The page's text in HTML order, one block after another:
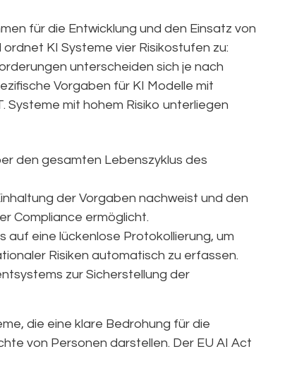
für die Entwicklung und den Einsatz von
KI Systeme vier Risikostufen zu:
unterscheiden sich je nach
Vorgaben für KI Modelle mit
Systeme mit hohem Risiko unterliegen
den gesamten Lebenszyklus des
der Vorgaben nachweist und den
Compliance ermöglicht.
auf eine lückenlose Protokollierung, um
Risiken automatisch zu erfassen.
zur Sicherstellung der
die eine klare Bedrohung für die
von Personen darstellen. Der EU AI Act